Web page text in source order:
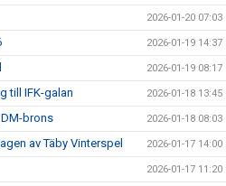
2026-01-20 07:03
2026-01-19 14:37
2026-01-19 08:17
till IFK-galan 2026-01-18 13:45
brons 2026-01-18 08:03
av Täby Vinterspel 2026-01-17 14:00
2026-01-17 11:20